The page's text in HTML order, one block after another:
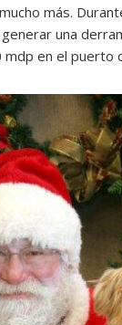
más.
una
en el puerto